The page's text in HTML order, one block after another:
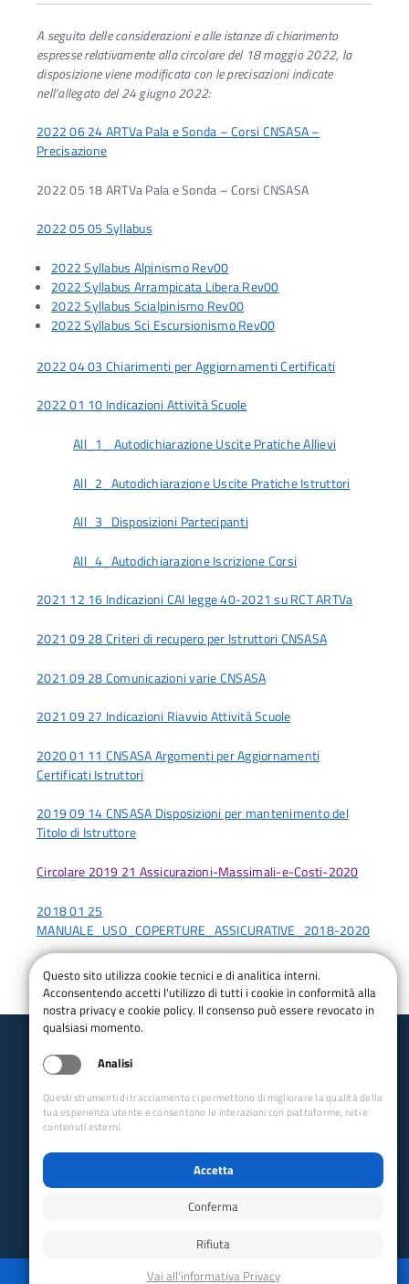
A seguito delle considerazioni e alle istanze di chiarimento
espresse relativamente alla circolare del 18 maggio 2022, la
disposizione viene modificata con le precisazioni indicate
nell’allegato del 24 giugno 2022:
2022 06 24 ARTVa Pala e Sonda – Corsi CNSASA –
Precisazione
2022 05 18 ARTVa Pala e Sonda – Corsi CNSASA
2022 05 05 Syllabus
2022 Syllabus Alpinismo Rev00
2022 Syllabus Arrampicata Libera Rev00
2022 Syllabus Scialpinismo Rev00
2022 Syllabus Sci Escursionismo Rev00
2022 04 03 Chiarimenti per Aggiornamenti Certificati
2022 01 10 Indicazioni Attività Scuole
All_1_ Autodichiarazione Uscite Pratiche Allievi
All_2_Autodichiarazione Uscite Pratiche Istruttori
All_3_Disposizioni Partecipanti
All_4_Autodichiarazione Iscrizione Corsi
2021 12 16 Indicazioni CAI legge 40-2021 su RCT ARTVa
2021 09 28 Criteri di recupero per Istruttori CNSASA
2021 09 28 Comunicazioni varie CNSASA
2021 09 27 Indicazioni Riavvio Attività Scuole
2020 01 11 CNSASA Argomenti per Aggiornamenti
Certificati Istruttori
2019 09 14 CNSASA Disposizioni per mantenimento del
Titolo di Istruttore
Circolare 2019 21 Assicurazioni-Massimali-e-Costi-2020
2018 01 25
MANUALE_USO_COPERTURE_ASSICURATIVE_2018-2020
Club Alpino Italiano
Segreteria
segreteria@cnsasa.it
Club Alpino Italiano
Accesso Soci
Mappa del sitoDisabilita animazioni
Questo sito utilizza cookie tecnici e di analitica interni.
Acconsentendo accetti l'utilizzo di tutti i cookie in conformità alla
nostra privacy e cookie policy. Il consenso può essere revocato in
qualsiasi momento.
Analisi
Questi strumenti di tracciamento ci permettono di migliorare la qualità della
tua esperienza utente e consentono le interazioni con piattaforme, reti e
contenuti esterni.
Accetta
Conferma
Rifiuta